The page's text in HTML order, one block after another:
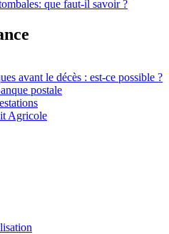
que faut-il savoir ?
avant le décès : est-ce possible ?
postale
Agricole